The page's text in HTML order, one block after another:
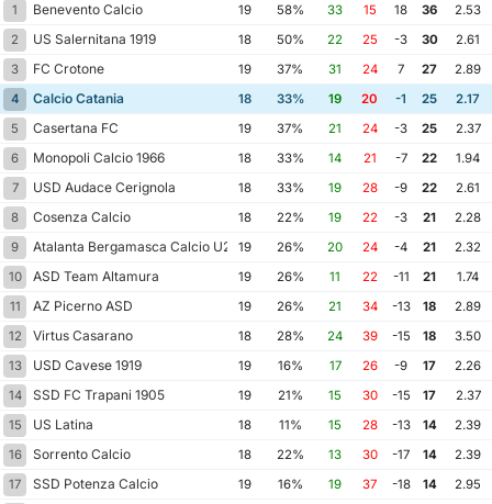
1 Benevento Calcio 19 58% 33 15 18 36
2.53
2
US Salernitana 1919 18 50% 22 25 -3 30
2.61
3
FC Crotone 19 37% 31 24 7 27
2.89
4
Calcio Catania 18 33% 19 20 -1 25
2.17
5
Casertana FC 19 37% 21 24 -3 25
2.37
6
Monopoli Calcio 1966 18 33% 14 21 -7 22
1.94
7
USD Audace Cerignola 18 33% 19 28 -9 22
2.61
8
Cosenza Calcio 18 22% 19 22 -3 21
2.28
9
Atalanta Bergamasca Calcio U23 19 26% 20 24 -4 21
2.32
10
ASD Team Altamura 19 26% 11 22 -11 21
1.74
11
AZ Picerno ASD 19 26% 21 34 -13 18
2.89
12
Virtus Casarano 18 28% 24 39 -15 18
3.50
13
USD Cavese 1919 19 16% 17 26 -9 17
2.26
14
SSD FC Trapani 1905 19 21% 15 30 -15 17
2.37
15
US Latina 18 11% 15 28 -13 14
2.39
16
Sorrento Calcio 18 22% 13 30 -17 14
2.39
17
SSD Potenza Calcio 19 16% 19 37 -18 14
2.95